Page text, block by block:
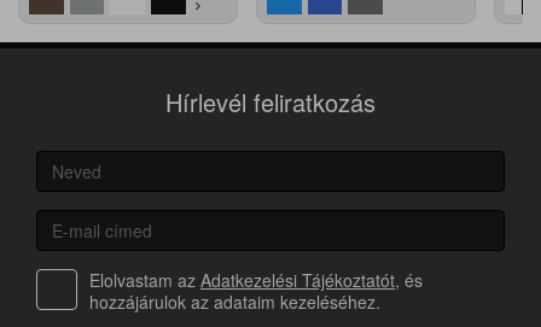
Hírlevél feliratkozás
Elolvastam az Adatkezelési Tájékoztatót, és
hozzájárulok az adataim kezeléséhez.